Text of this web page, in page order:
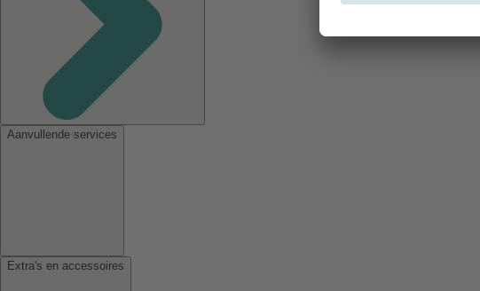
Aanvullende services
Extra's en accessoires